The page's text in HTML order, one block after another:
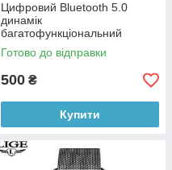
Цифровий Bluetooth 5.0
динамік
багатофункціональний
дзеркальний будильник FM-
радіо (чорний)
Готово до відправки
500 ₴
Купити